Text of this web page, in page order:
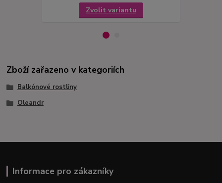
Zvolit variantu
Zboží zařazeno v kategoriích
Balkónové rostliny
Oleandr
Informace pro zákazníky